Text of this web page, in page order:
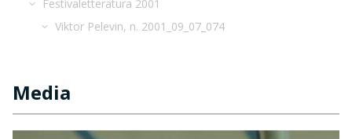
Festivaletteratura 2001
Viktor Pelevin, n. 2001_09_07_074
Media